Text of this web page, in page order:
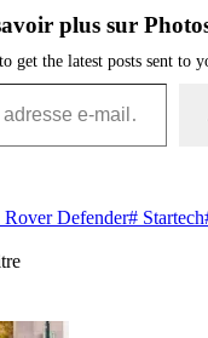
plus sur
get the latest posts sent to
Rover Defender# Startech